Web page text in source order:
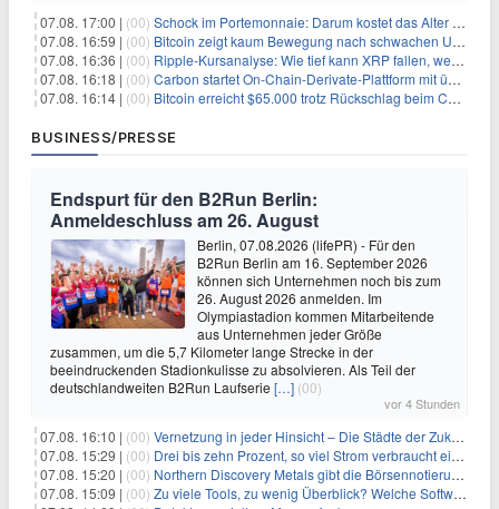
07.08. 17:00 | (00) Schock im Portemonnaie: Darum kostet das Alter deutlich mehr als Sie denken
07.08. 16:59 | (00) Bitcoin zeigt kaum Bewegung nach schwachen US-Arbeitsmarktdaten, Fed-Zinserhöhungschancen sinken auf 44%
07.08. 16:36 | (00) Ripple-Kursanalyse: Wie tief kann XRP fallen, wenn die $1-Unterstützung am Wochenende verloren geht?
07.08. 16:18 | (00) Carbon startet On-Chain-Derivate-Plattform mit über 950 Märkten in einem Konto
07.08. 16:14 | (00) Bitcoin erreicht $65.000 trotz Rückschlag beim CLARITY Act und fehlendem US-Iran-Abkommen
BUSINESS/PRESSE
Endspurt für den B2Run Berlin:
Anmeldeschluss am 26. August
Berlin, 07.08.2026 (lifePR) - Für den
B2Run Berlin am 16. September 2026
können sich Unternehmen noch bis zum
26. August 2026 anmelden. Im
Olympiastadion kommen Mitarbeitende
aus Unternehmen jeder Größe
zusammen, um die 5,7 Kilometer lange Strecke in der
beeindruckenden Stadionkulisse zu absolvieren. Als Teil der
deutschlandweiten B2Run Laufserie […] (00)
vor 4 Stunden
07.08. 16:10 | (00) Vernetzung in jeder Hinsicht – Die Städte der Zukunft sind grün-blau
07.08. 15:29 | (00) Drei bis zehn Prozent, so viel Strom verbraucht ein Aufzug im Gebäude
07.08. 15:20 | (00) Northern Discovery Metals gibt die Börsennotierung an der Frankfurter Wertpapierbörse bekannt
07.08. 15:09 | (00) Zu viele Tools, zu wenig Überblick? Welche Software IT-Dienstleister wirklich brauchen